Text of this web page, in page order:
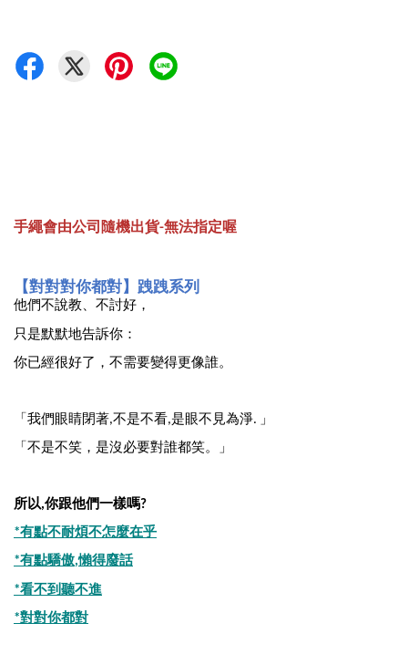
手繩會由公司隨機出貨-無法指定喔
【對對對你都對】跩跩系列
他們不說教、不討好，
只是默默地告訴你：
你已經很好了，不需要變得更像誰。
「我們眼睛閉著,不是不看,是眼不見為淨. 」
「不是不笑，是沒必要對誰都笑。」
所以,你跟他們一樣嗎?
*有點不耐煩不怎麼在乎
*有點驕傲,懶得廢話
*看不到聽不進
*對對你都對